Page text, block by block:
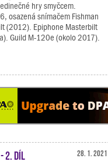
hry smyčcem.
osazená snímačem Fishman
(2012). Epiphone Masterbilt
Guild M-120e (okolo 2017).
28. 1. 2021
2. díl